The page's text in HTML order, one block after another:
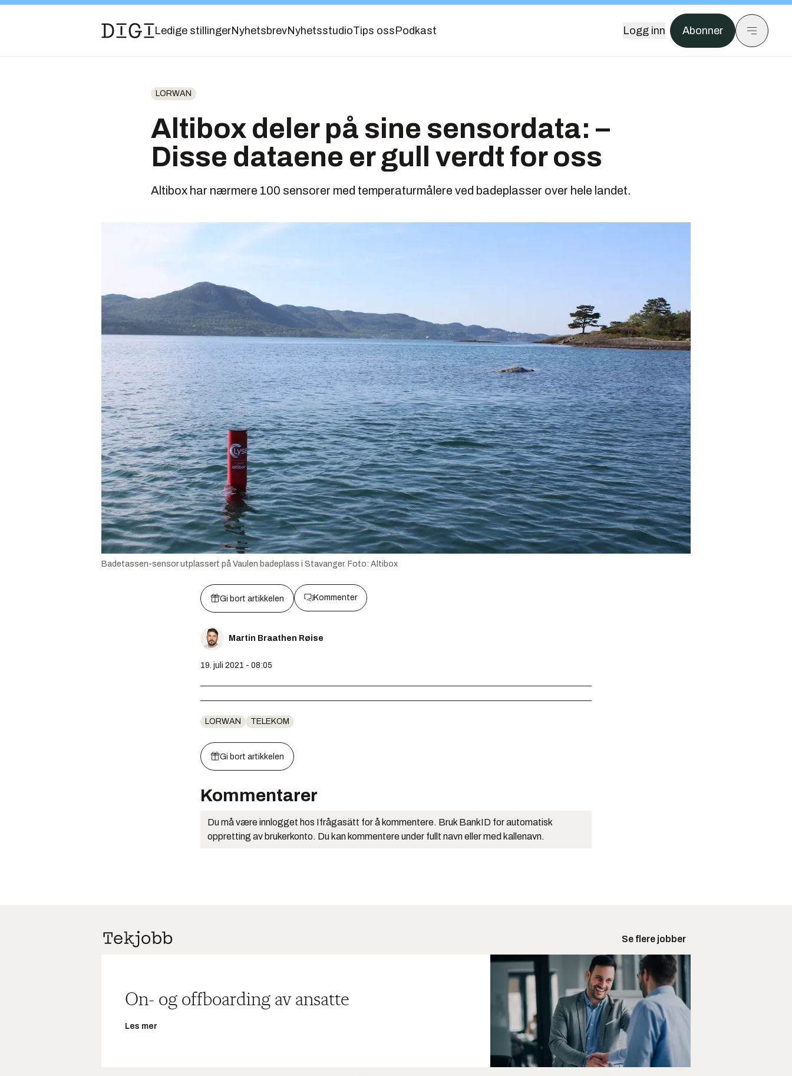
Ledige stillingerNyhetsbrevNyhetsstudioTips oss Podkast Logg inn Abonner
LORWAN
Altibox deler på sine sensordata: –
Disse dataene er gull verdt for oss
Altibox har nærmere 100 sensorer med temperaturmålere ved badeplasser over hele landet.
Badetassen-sensor utplassert på Vaulen badeplass i Stavanger. Foto: Altibox
Gi bort artikkelen Kommenter
Martin Braathen Røise
19. juli 2021 - 08:05
LORWAN TELEKOM
Gi bort artikkelen
Kommentarer
Du må være innlogget hos Ifrågasätt for å kommentere. Bruk BankID for automatisk
oppretting av brukerkonto. Du kan kommentere under fullt navn eller med kallenavn.
Se flere jobber
On- og offboarding av ansatte
Les mer